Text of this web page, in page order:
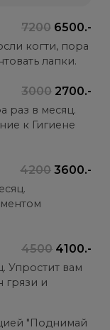
7200 6500.-
когти, пора
лапки.
3000 2700.-
раз в месяц.
к Гигиене
4200 3600.-
4500 4100.-
Упростит вам
грязи и
"Поднимай